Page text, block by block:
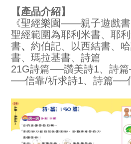
【產品介紹】
《聖經樂園――親子遊戲書
聖經範圍為耶利米書、耶
書、 約伯記、以西結書、
書、瑪拉基書、詩篇
21G詩篇──讚美詩1、詩
──信靠/祈求詩1、詩篇──